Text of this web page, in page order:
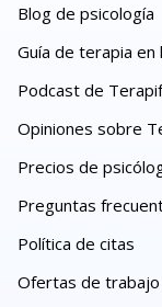
Blog de psicología
Guía de terapia en
Podcast de
Opiniones sobre
Precios de
Preguntas
Política de citas
Ofertas de trabajo